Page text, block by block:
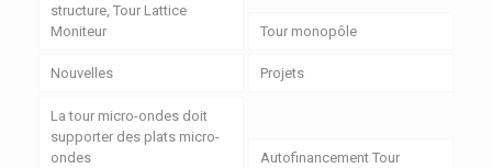
structure, Tour Lattice
Moniteur
Tour monopôle
Nouvelles Projets
La tour micro-ondes doit
supporter des plats micro-
ondes
Autofinancement Tour